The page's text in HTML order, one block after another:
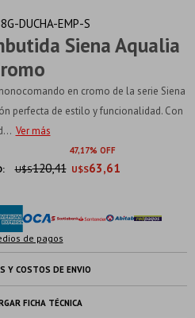
Siena Aqualia
DUCHA-EMP-S
en cromo de la serie Siena
perfecta de estilo y funcionalidad. Con
Ver más
47 17
U$S63,61
U$S120,41
de pagos
Y COSTOS DE ENVIO
FICHA TÉCNICA